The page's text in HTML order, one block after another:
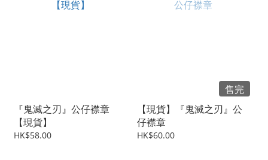
『鬼滅之刃』公仔襟章
【現貨】
HK$58.00
售完
【現貨】『鬼滅之刃』公
仔襟章
HK$60.00